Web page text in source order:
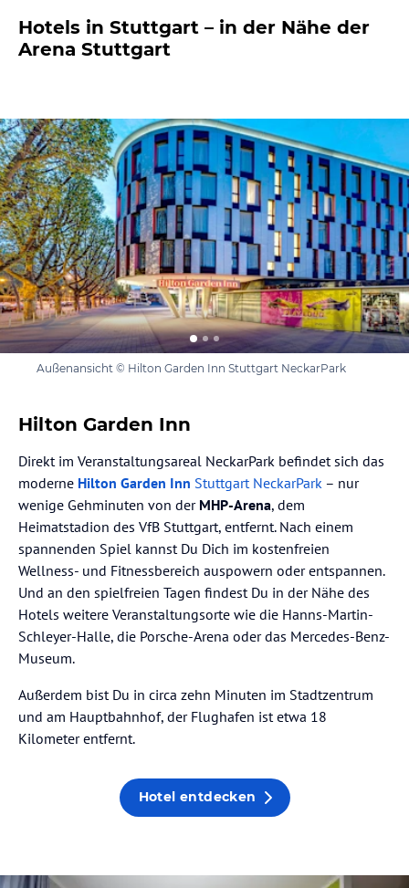
Hotels in Stuttgart – in der Nähe der
Arena Stuttgart
Außenansicht © Hilton Garden Inn Stuttgart NeckarPark
Hilton Garden Inn
Direkt im Veranstaltungsareal NeckarPark befindet sich das
moderne Hilton Garden Inn Stuttgart NeckarPark – nur
wenige Gehminuten von der MHP-Arena, dem
Heimatstadion des VfB Stuttgart, entfernt. Nach einem
spannenden Spiel kannst Du Dich im kostenfreien
Wellness- und Fitnessbereich auspowern oder entspannen.
Und an den spielfreien Tagen findest Du in der Nähe des
Hotels weitere Veranstaltungsorte wie die Hanns-Martin-
Schleyer-Halle, die Porsche-Arena oder das Mercedes-Benz-
Museum.
Außerdem bist Du in circa zehn Minuten im Stadtzentrum
und am Hauptbahnhof, der Flughafen ist etwa 18
Kilometer entfernt.
Hotel entdecken